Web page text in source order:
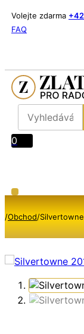
Volejte zdarma
FAQ
0
/Obchod/